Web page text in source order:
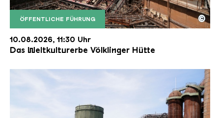
ÖFFENTLICHE FÜHRUNG
Der Erzschrägaufzug der Völklinger Hütte mit
Copyright: Weltkulturerbe Völklinger Hütte | Karl
©
10.08.2026, 11:30 Uhr
Das Weltkulturerbe Völklinger Hütte